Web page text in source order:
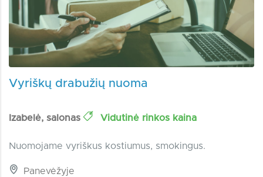
Vyriškų drabužių nuoma
Izabelė, salonas Vidutinė rinkos kaina
Nuomojame vyriškus kostiumus, smokingus.
Panevėžyje